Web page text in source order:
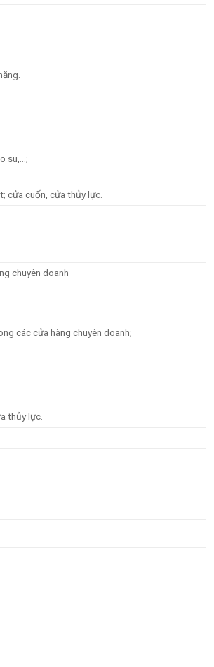
su,…;
cửa cuốn, cửa thủy lực.
chuyên doanh
các cửa hàng chuyên doanh;
thủy lực.